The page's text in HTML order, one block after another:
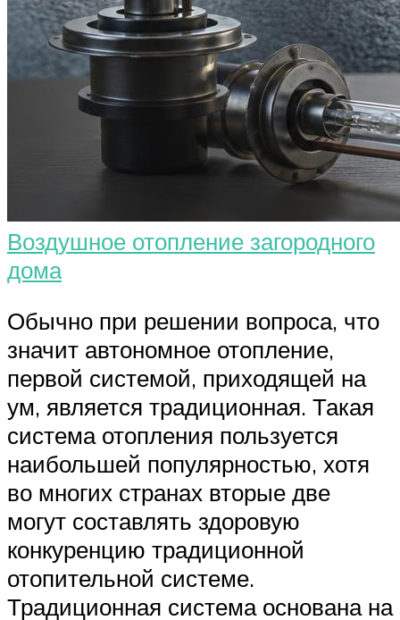
Воздушное отопление загородного
дома
Обычно при решении вопроса, что
значит автономное отопление,
первой системой, приходящей на
ум, является традиционная. Такая
система отопления пользуется
наибольшей популярностью, хотя
во многих странах вторые две
могут составлять здоровую
конкуренцию традиционной
отопительной системе.
Традиционная система основана на